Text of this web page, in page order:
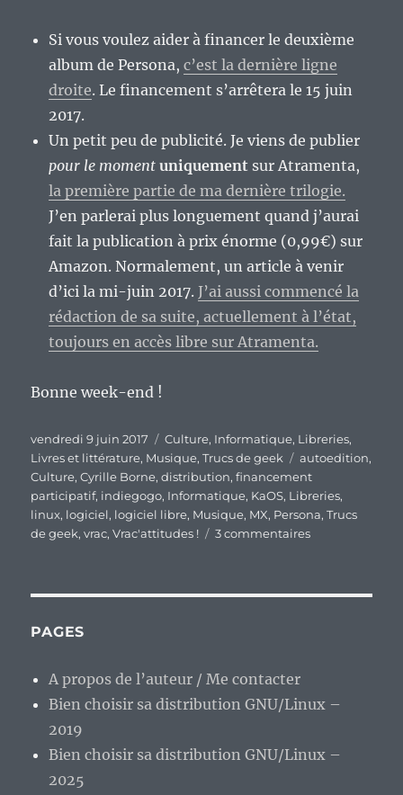
Si vous voulez aider à financer le deuxième
album de Persona,c’est la dernière ligne
droite. Le financement s’arrêtera le 15 juin
2017.
Un petit peu de publicité. Je viens de publier
pour le moment uniquement sur Atramenta,
la première partie de ma dernière trilogie.
J’en parlerai plus longuement quand j’aurai
fait la publication à prix énorme (0,99€) sur
Amazon. Normalement, un article à venir
d’ici la mi-juin 2017. J’ai aussi commencé la
rédaction de sa suite, actuellement à l’état,
toujours en accès libre sur Atramenta.
Bonne week-end !
Publié
le
vendredi 9 juin 2017 Catégories
Culture, Informatique, Libreries,
Livres et littérature, Musique,Trucs de geek Étiquettes
autoedition,
Culture,Cyrille Borne,distribution,financement
participatif, indiegogo, Informatique, KaOS, Libreries,
linux, logiciel, logiciel libre, Musique, MX, Persona,Trucs
de geek,vrac,Vrac'attitudes ! 3 commentairessur
PAGES
A propos de l’auteur / Me contacter
Bien choisir sa distribution GNU/Linux –
2019
Bien choisir sa distribution GNU/Linux –
2025